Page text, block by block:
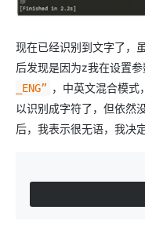
现在已经识别到文字了，
后发现是因为z我在设置
_ENG” ，中英文混合模式
以识别成字符了，但依然
后，我表示很无语，我决